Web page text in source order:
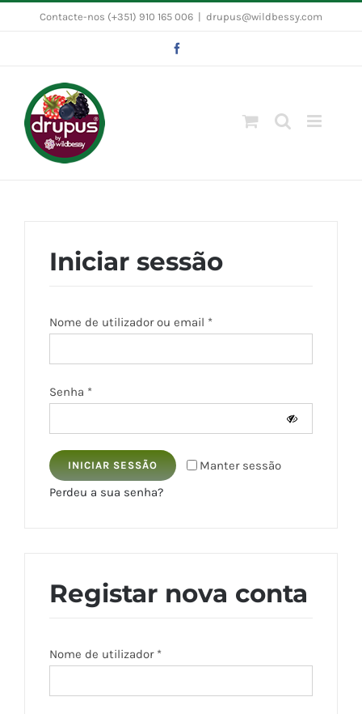
Contacte-nos (+351) 910 165 006 drupus@wildbessy.com
Iniciar sessão
Nome de utilizador ou email *Obrigatório
Senha *Obrigatório
Manter sessão
INICIAR SESSÃO
Perdeu a sua senha?
Registar nova conta
Nome de utilizador *Obrigatório